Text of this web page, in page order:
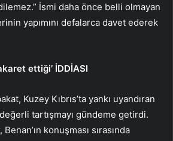
İsmi daha önce belli olmayan
yapımını defalarca davet ederek
ettiği’ İDDİASI
Kuzey Kıbrıs’ta yankı uyandıran
tartışmayı gündeme getirdi.
konuşması sırasında